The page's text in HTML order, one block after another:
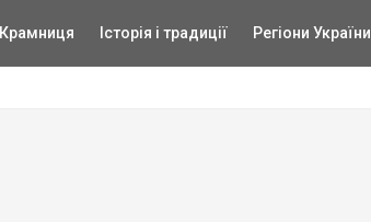
Крамниця Історія і традиції Регіони України